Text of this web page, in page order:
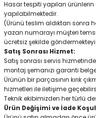
Hasar tespiti yapılan
yapılabilmektedir.
(Ürünü teslim aldıktan sonra
yazan numarayı müşteri
ücretsiz şekilde
Satış Sonrası Hizmet:
Satış sonrası servis
montaj şemanızı garanti
Ürünün bir parçasının kırık
hizmetleri ile iletişime
Teknik ekibimizden her türlü
Ürün Değişimi ve İade